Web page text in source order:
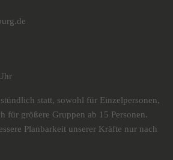
statt, sowohl für Einzelpersonen,
für größere Gruppen ab 15 Personen.
Planbarkeit unserer Kräfte nur nach